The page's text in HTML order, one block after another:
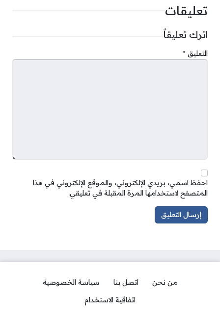
تعليقات
اترك تعليقاً
التعليق *
احفظ اسمي، بريدي الإلكتروني، والموقع الإلكتروني في هذا
المتصفح لاستخدامها المرة المقبلة في تعليقي.
من نحن اتصل بنا
سياسة الخصوصية
اتفاقية الاستخدام